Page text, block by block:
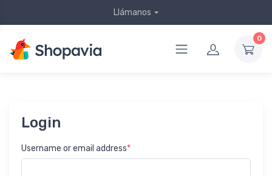
Llámanos
0
Login
Username or email address*